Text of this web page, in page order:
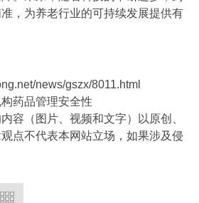
，为养老行业的可持续发展提供有
news/gszx/8011.html
药品管理安全性
容（图片、视频和文字）以原创、
点不代表本网站立场，如果涉及侵